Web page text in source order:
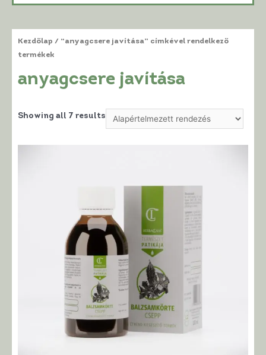
Kezdőlap / “anyagcsere javítása” címkével rendelkező
termékek
anyagcsere javítása
Showing all 7 results